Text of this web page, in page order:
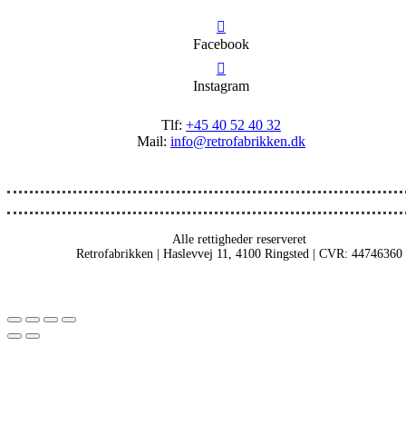
Facebook
Instagram
Tlf: +45 40 52 40 32
Mail: info@retrofabrikken.dk
Alle rettigheder reserveret
Retrofabrikken | Haslevvej 11, 4100 Ringsted | CVR: 44746360